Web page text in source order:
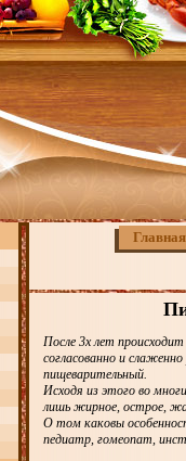
Главная
После 3х лет
согласованно и
пищеварительный.
Исходя из этого во
лишь жирное, острое,
О том каковы
педиатр, гомеопат,